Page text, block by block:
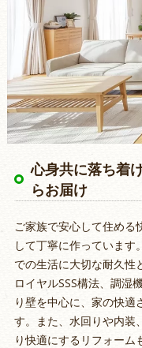
心身共に落ち着
らお届け
ご家族で安心して住める
して丁寧に作っていま
での生活に大切な耐久性
ロイヤルSSS構法、調湿
り壁を中心に、家の快適
す。また、水回りや内装
り快適にするリフォーム